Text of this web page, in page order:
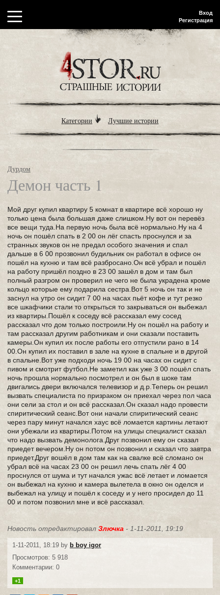
Вход
Регистрация
Категории Лучшие истории
Дурдом
Демон часть 1
Мой друг купил квартиру 5 комнат в квартире всё хорошо ну
только цена была большая даже слишком.Ну вот он перевёз
все вещи туда.На первую ночь была всё нормально.Ну на 4
ночь он пошёл спать в 2 00 он лёг спасть проснулся и за
странных звуков он не предал особого значения и спал
дальше в 6 00 прозвонил будильник он работал в офисе он
пошёл на кухню и там всё разбросано.Он всё убрал и пошёл
на работу пришёл поздно в 23 00 зашёл в дом и там был
полный разгром он проверил не чего не была украдена кроме
кольцо которые ему подарила сестра.Вот 5 ночь он так и не
заснул на утро он сидит 7 00 на часах пьёт кофе и тут резко
все шкафчики стали то открыться то закрываться он выбежал
из квартиры.Пошёл к соседу всё рассказал ему сосед
рассказал что дом только построили.Ну он пошёл на работу и
там рассказал другим работникам и они сказали поставить
камеры.Он купил их после работы его отпустили рано в 14
00.Он купил их поставил в зале на кухне в спальне и в другой
в спальне.Вот уже подходи ночь 19 00 на часах он сидит с
пивом и смотрит футбол.Не заметил как уже 3 00 пошёл спать
ночь прошла нормально посмотрел и он был в шоке там
двигались двери включался телевизор и д.р.Теперь он решил
вызвать специалиста по призраком он приехал через пол часа
они сели за стол и он всё рассказал.Он сказал надо провести
спиритический сеанс.Вот они начали спиритический сеанс
через пару минут начался хаус всё ломается картины летают
они убежали из квартиры.Потом на улицы специалист сказал
что надо вызвать демонолога.Друг позвонил ему он сказал
приедет вечером.Ну он потом он позвонил и сказал что завтра
приедет.Друг вошёл в дом там как на свалке всё сломано он
убрал всё на часах 23 00 он решил лечь спать лёг 4 00
проснулся от шума и тут начался ужас всё летает и ломается
он выбежал на кухню и камера вылетела в окно он оделся и
выбежал на улицу и пошёл к соседу и у него просидел до 11
00 и потом позвонил мне и всё рассказал.
Новость отредактировал Злючка - 1-11-2011, 19:19
1-11-2011, 18:19 by b boy igor
Просмотров: 5 918
Комментарии: 0
+1